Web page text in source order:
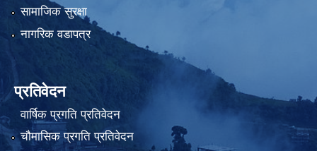
सामाजिक सुरक्षा
नागरिक वडापत्र
प्रतिवेदन
वार्षिक प्रगति प्रतिवेदन
चौमासिक प्रगति प्रतिवेदन